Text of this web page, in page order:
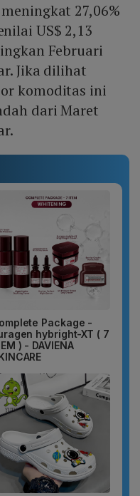
27,06%
US$ 2,13
Februari
Jika dilihat
komoditas ini
dari Maret
Package -
hybright-XT ( 7
) - DAVIENA